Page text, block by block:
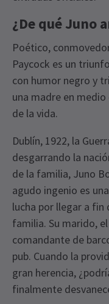
¿De qué Juno
Poético,
Paycock es un
con humor negro y
una madre en
de la vida.
Dublín, 1922, la
desgarrando la
de la familia, Juno
agudo ingenio es
lucha por llegar a fin
familia. Su marido,
comandante de
pub. Cuando la
gran herencia,
finalmente